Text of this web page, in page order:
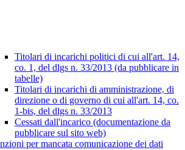
Titolari di incarichi politici di cui all'art. 14,
co. 1, del dlgs n. 33/2013 (da pubblicare in
tabelle)
Titolari di incarichi di amministrazione, di
direzione o di governo di cui all'art. 14, co.
1-bis, del dlgs n. 33/2013
Cessati dall'incarico (documentazione da
pubblicare sul sito web)
per mancata comunicazione dei dati